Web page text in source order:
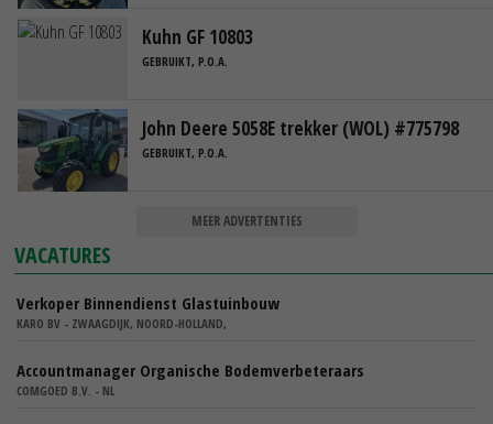
Kuhn GF 10803
GEBRUIKT, P.O.A.
John Deere 5058E trekker (WOL) #775798
GEBRUIKT, P.O.A.
MEER ADVERTENTIES
VACATURES
Verkoper Binnendienst Glastuinbouw
KARO BV - ZWAAGDIJK, NOORD-HOLLAND,
Accountmanager Organische Bodemverbeteraars
COMGOED B.V. - NL